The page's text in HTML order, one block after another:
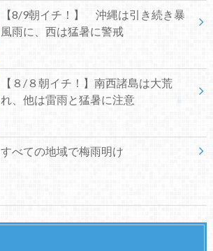
【8/9朝イチ！】 沖縄は引き続き暴
風雨に、西は猛暑に警戒
【８/８朝イチ！】南西諸島は大荒
れ、他は雷雨と猛暑に注意
すべての地域で梅雨明け